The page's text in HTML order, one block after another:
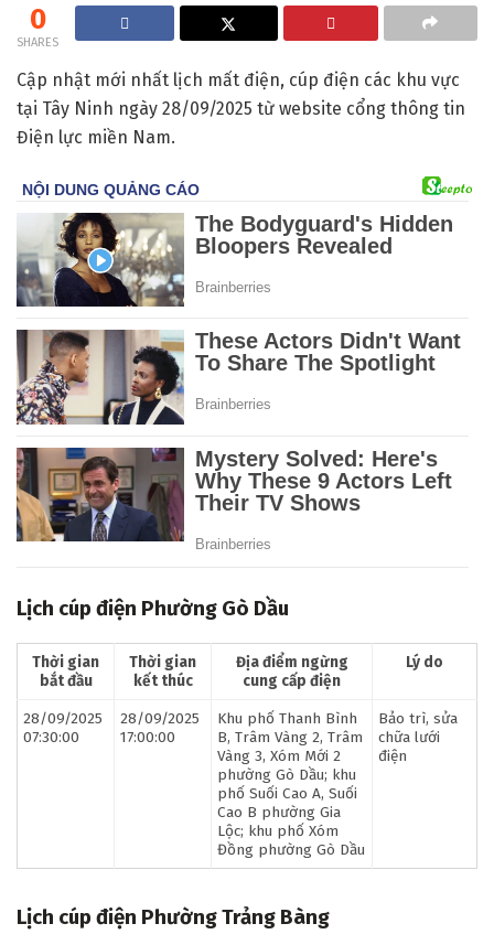
0
SHARES
Cập nhật mới nhất lịch mất điện, cúp điện các khu vực
tại Tây Ninh ngày 28/09/2025 từ website cổng thông tin
Điện lực miền Nam.
Lịch cúp điện Phường Gò Dầu
Thời gian
bắt đầu
Thời gian
kết thúc
Địa điểm ngừng
cung cấp điện
Lý do
28/09/2025
07:30:00
28/09/2025
17:00:00
Khu phố Thanh Bình
B, Trâm Vàng 2, Trâm
Vàng 3, Xóm Mới 2
phường Gò Dầu; khu
phố Suối Cao A, Suối
Cao B phường Gia
Lộc; khu phố Xóm
Đồng phường Gò Dầu
Bảo trì, sửa
chữa lưới
điện
Lịch cúp điện Phường Trảng Bàng